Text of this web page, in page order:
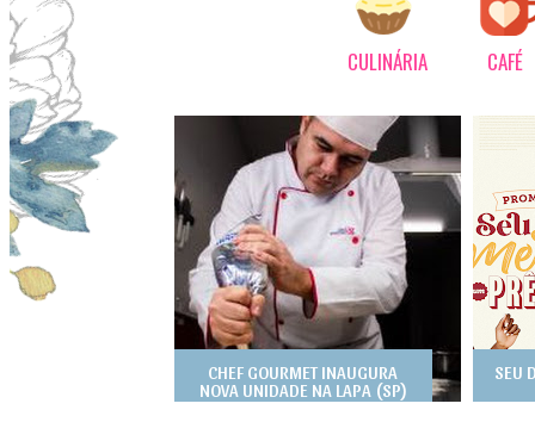
CULINÁRIA CAFÉ
CHEF GOURMET INAUGURA
NOVA UNIDADE NA LAPA (SP)
SEU